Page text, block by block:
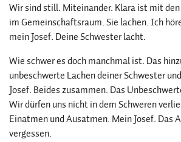
Wir sind still. Miteinander. Klara ist mit
im Gemeinschaftsraum. Sie lachen. Ich
mein Josef. Deine Schwester lacht.
Wie schwer es doch manchmal ist. Das
unbeschwerte Lachen deiner Schwester
Josef. Beides zusammen. Das
Wir dürfen uns nicht in dem Schweren
Einatmen und Ausatmen. Mein Josef. Das
vergessen.